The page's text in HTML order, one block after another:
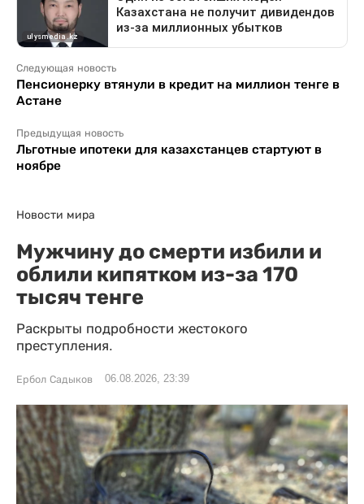
Следующая новость
Пенсионерку втянули в кредит на миллион тенге в
Астане
Предыдущая новость
Льготные ипотеки для казахстанцев стартуют в
ноябре
Новости мира
Мужчину до смерти избили и
облили кипятком из-за 170
тысяч тенге
Раскрыты подробности жестокого
преступления.
Ербол Садыков 06.08.2026, 23:39